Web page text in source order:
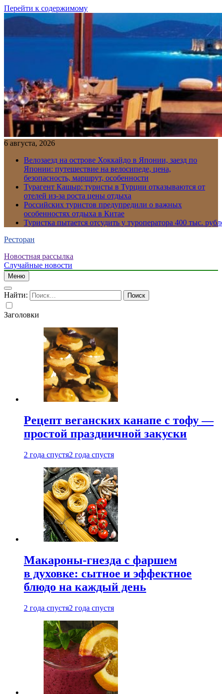
Перейти к содержимому
6 августа, 2026
Велозаезд на острове Хоккайдо в Японии, заезд по
Японии: путешествие на велосипеде, цена,
безопасность, маршрут, особенности
Турагент Кашыр: туристы в Турции отказываются от
отелей из-за роста цены отдыха
Российских туристов предупредили о важных
особенностях отдыха в Китае
Туристка пытается отсудить у туроператора 400 тыс.
Ресторан
Новостная рассылка
Случайные новости
Меню
Найти:
Заголовки
Рецепт веганских канапе с тофу —
простой праздничной закуски
2 года спустя2 года спустя
Макароны-гнезда с фаршем
в духовке: сытное и эффектное
блюдо на каждый день
2 года спустя2 года спустя